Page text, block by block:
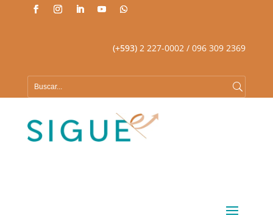
(+593)2 227-0002 / 096 309 2369